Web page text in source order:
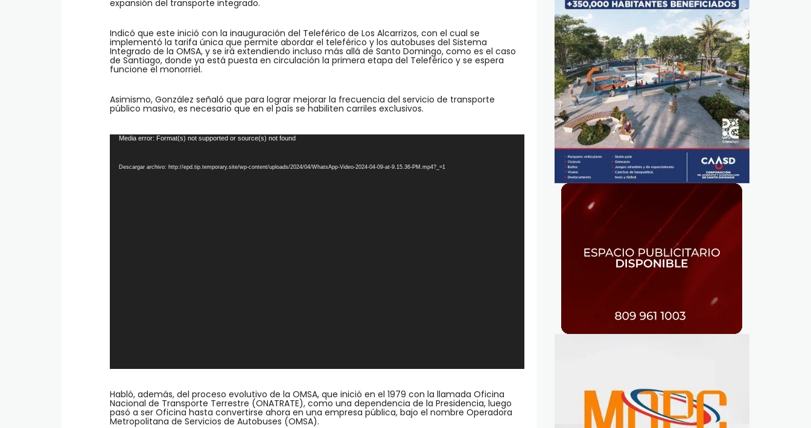
expansión del transporte integrado.
Indicó que este inició con la inauguración del Teleférico de Los Alcarrizos, con el cual se
implementó la tarifa única que permite abordar el teleférico y los autobuses del Sistema
Integrado de la OMSA, y se irá extendiendo incluso más allá de Santo Domingo, como es el caso
de Santiago, donde ya está puesta en circulación la primera etapa del Teleférico y se espera
funcione el monorriel.
Asimismo, González señaló que para lograr mejorar la frecuencia del servicio de transporte
público masivo, es necesario que en el país se habiliten carriles exclusivos.
Reproductor
Media error: Format(s) not supported or source(s) not found
Descargar archivo: http://epd.tip.temporary.site/wp-content/uploads/2024/04/WhatsApp-Video-2024-04-09-at-9.15.36-PM.mp4?_=1
Habló, además, del proceso evolutivo de la OMSA, que inició en el 1979 con la llamada Oficina
Nacional de Transporte Terrestre (ONATRATE), como una dependencia de la Presidencia, luego
pasó a ser Oficina hasta convertirse ahora en una empresa pública, bajo el nombre Operadora
Metropolitana de Servicios de Autobuses (OMSA).